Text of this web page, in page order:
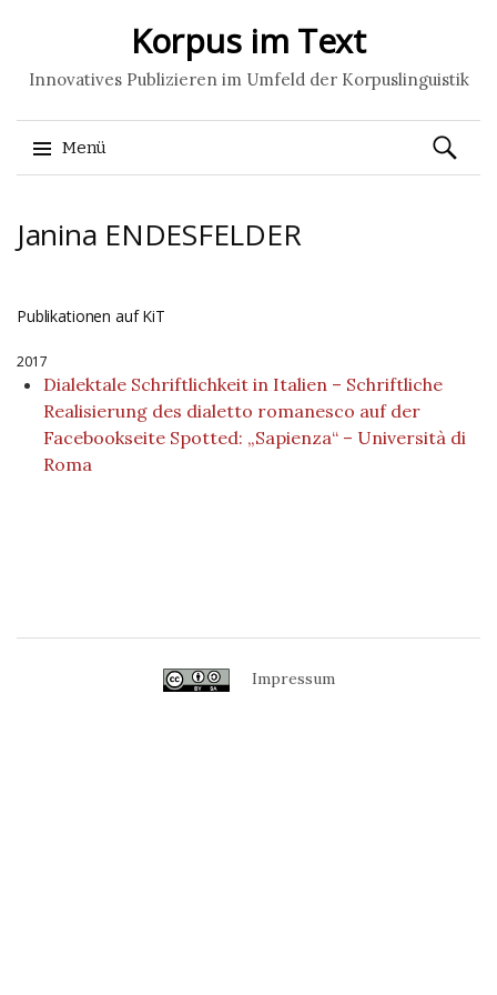
Korpus im Text
Innovatives Publizieren im Umfeld der Korpuslinguistik
Menü
zum
Suchen
nach:
Janina ENDESFELDER
Publikationen auf KiT
2017
Dialektale Schriftlichkeit in Italien – Schriftliche
Realisierung des dialetto romanesco auf der
Facebookseite Spotted: „Sapienza“ – Università di
Roma
Impressum